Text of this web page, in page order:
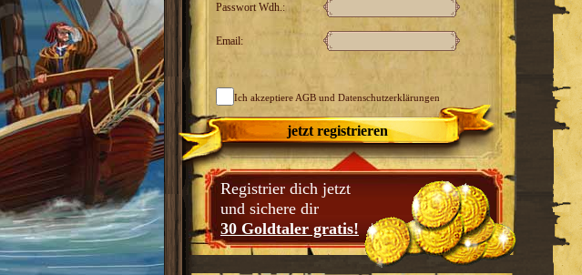
Passwort Wdh.:
Email:
Ich akzeptiere AGB und Datenschutzerklärungen
jetzt registrieren
Registrier dich jetzt
und sichere dir
30 Goldtaler gratis!